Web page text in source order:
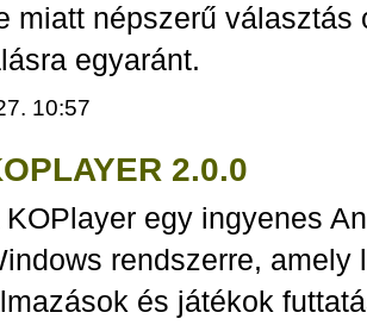
miatt népszerű választás
egyaránt.
10:57
2.0.0
KOPlayer egy ingyenes
rendszerre, amely
és játékok